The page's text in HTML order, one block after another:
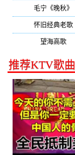
毛宁《晚秋》
怀旧经典老歌
望海高歌
推荐KTV歌曲